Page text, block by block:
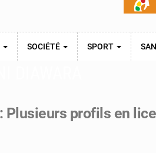
SOCIÉTÉ SPORT
profils en